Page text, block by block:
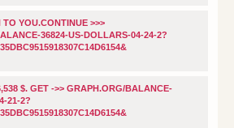
YOU.CONTINUE >>>
36824-US-DOLLARS-04-24-2?
$. GET ->> GRAPH.ORG/BALANCE-
21-2?